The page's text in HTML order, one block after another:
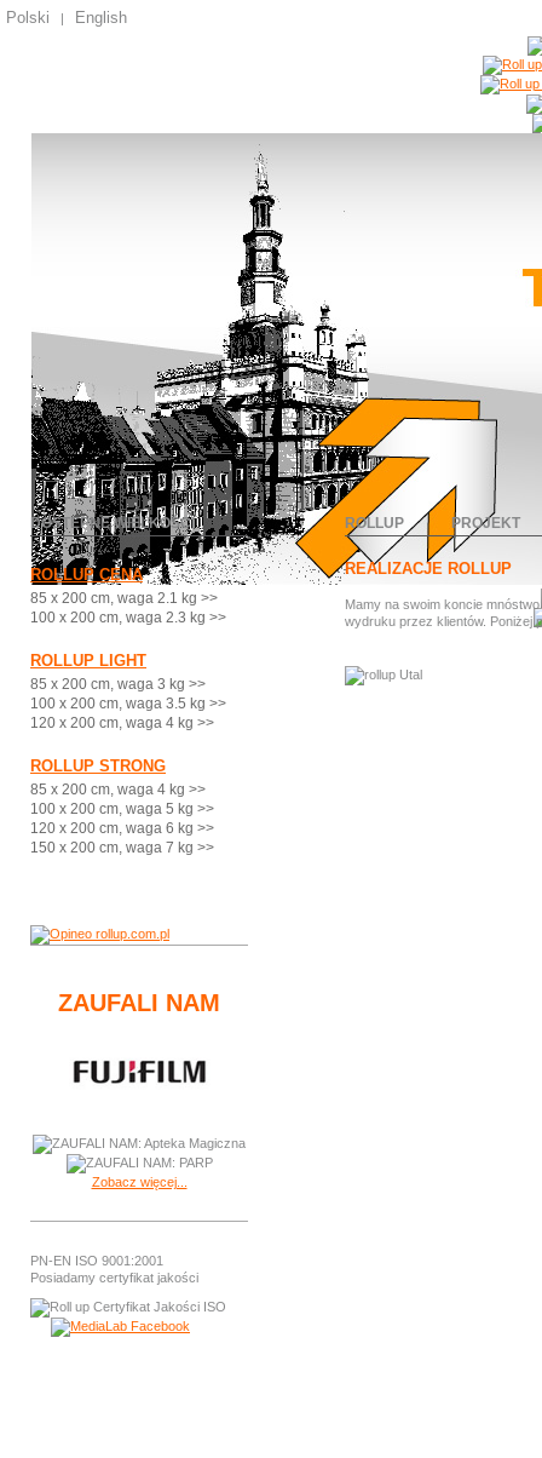
Polski | English
DOSTĘPNE WIELKOŚCI
ROLLUP CENA
85 x 200 cm, waga 2.1 kg >>
100 x 200 cm, waga 2.3 kg >>
ROLLUP LIGHT
85 x 200 cm, waga 3 kg >>
100 x 200 cm, waga 3.5 kg >>
120 x 200 cm, waga 4 kg >>
ROLLUP STRONG
85 x 200 cm, waga 4 kg >>
100 x 200 cm, waga 5 kg >>
120 x 200 cm, waga 6 kg >>
150 x 200 cm, waga 7 kg >>
ZAUFALI NAM
Zobacz więcej...
PN-EN ISO 9001:2001
Posiadamy certyfikat jakości
ROLLUP PROJEKT
REALIZACJE ROLLUP
Mamy na swoim koncie
wydruku przez klientów. Poniżej